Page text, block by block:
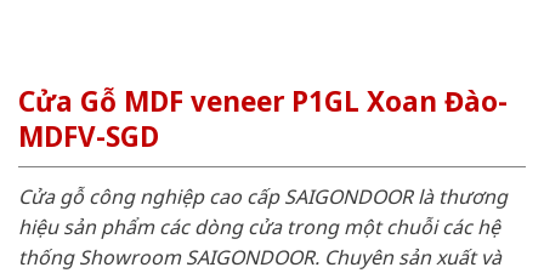
Cửa Gỗ MDF veneer P1GL Xoan Đào-
MDFV-SGD
Cửa gỗ công nghiệp cao cấp SAIGONDOOR là thương
hiệu sản phẩm các dòng cửa trong một chuỗi các hệ
thống Showroom SAIGONDOOR. Chuyên sản xuất và